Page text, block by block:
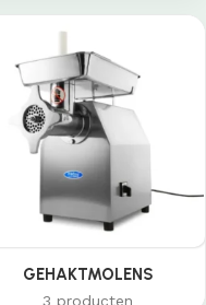
GEHAKTMOLENS
3 producten